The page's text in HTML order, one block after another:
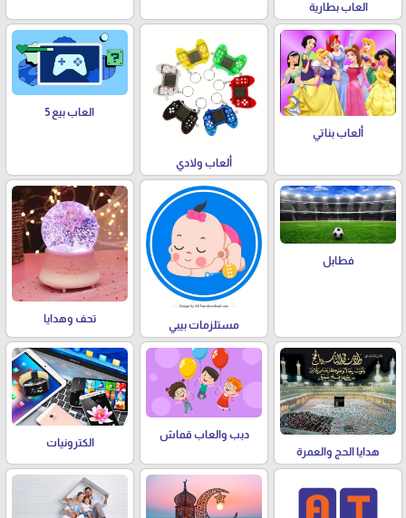
العاب بطارية
ألعاب بناتي
ألعاب ولادي
العاب بيع 5
فطابل
مستلزمات بيبي
تحف وهدايا
هدايا الحج والعمرة
دبب والعاب قماش
الكترونيات